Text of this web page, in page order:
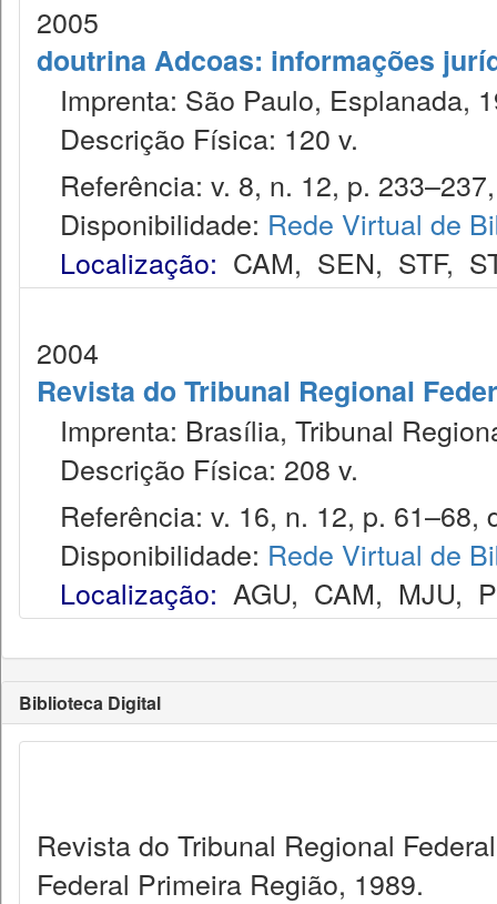
2005
doutrina Adcoas: informações
Imprenta: São Paulo, Esplanada,
Descrição Física: 120 v.
Referência: v. 8, n. 12, p.
Disponibilidade: Rede Virtual de
Localização: CAM, SEN, STF,
2004
Revista do Tribunal Regional
Imprenta: Brasília, Tribunal
Descrição Física: 208 v.
Referência: v. 16, n. 12, p. 61–68,
Disponibilidade: Rede Virtual de
Localização: AGU, CAM, MJU,
Biblioteca Digital
Revista do Tribunal Regional
Federal Primeira Região, 1989.